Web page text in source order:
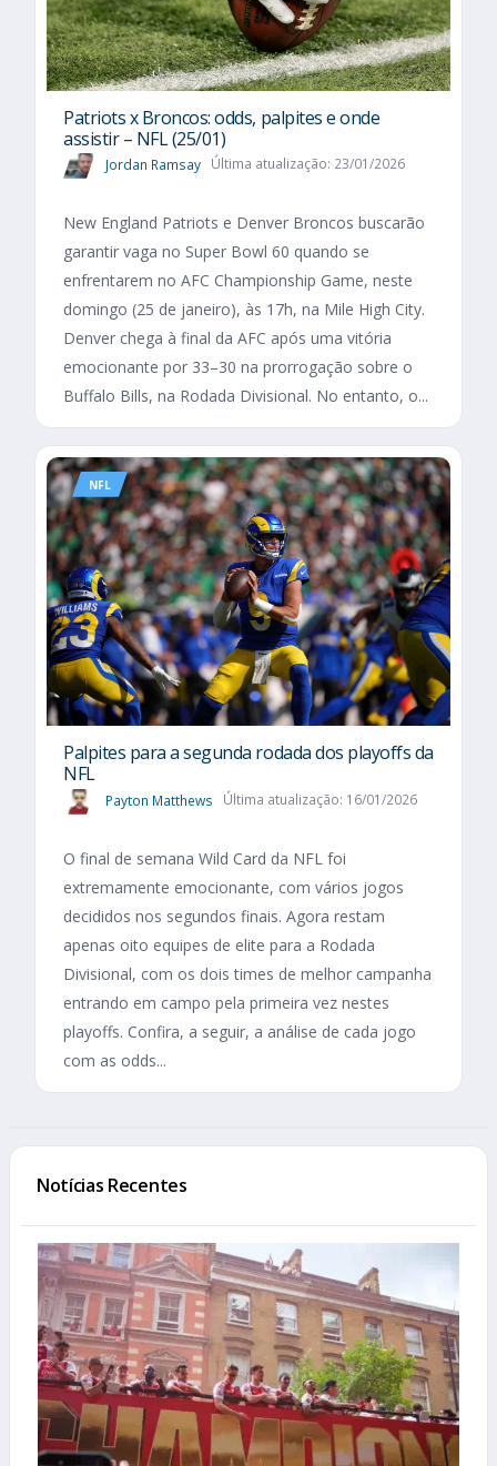
Patriots x Broncos: odds, palpites e onde
assistir – NFL (25/01)
Jordan Ramsay Última atualização: 23/01/2026
New England Patriots e Denver Broncos buscarão
garantir vaga no Super Bowl 60 quando se
enfrentarem no AFC Championship Game, neste
domingo (25 de janeiro), às 17h, na Mile High City.
Denver chega à final da AFC após uma vitória
emocionante por 33–30 na prorrogação sobre o
Buffalo Bills, na Rodada Divisional. No entanto, o...
NFL
Palpites para a segunda rodada dos playoffs da
NFL
Payton Matthews Última atualização: 16/01/2026
O final de semana Wild Card da NFL foi
extremamente emocionante, com vários jogos
decididos nos segundos finais. Agora restam
apenas oito equipes de elite para a Rodada
Divisional, com os dois times de melhor campanha
entrando em campo pela primeira vez nestes
playoffs. Confira, a seguir, a análise de cada jogo
com as odds...
Notícias Recentes